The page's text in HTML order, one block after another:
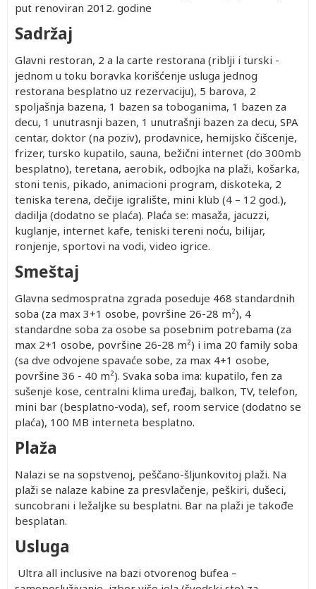
put renoviran 2012. godine
Sadržaj
Glavni restoran, 2 a la carte restorana (riblji i turski -
jednom u toku boravka korišćenje usluga jednog
restorana besplatno uz rezervaciju), 5 barova, 2
spoljašnja bazena, 1 bazen sa toboganima, 1 bazen za
decu, 1 unutrasnji bazen, 1 unutrašnji bazen za decu, SPA
centar, doktor (na poziv), prodavnice, hemijsko čišcenje,
frizer, tursko kupatilo, sauna, bežični internet (do 300mb
besplatno), teretana, aerobik, odbojka na plaži, košarka,
stoni tenis, pikado, animacioni program, diskoteka, 2
teniska terena, dečije igralište, mini klub (4 – 12 god.),
dadilja (dodatno se plaća). Plaća se: masaža, jacuzzi,
kuglanje, internet kafe, teniski tereni noću, bilijar,
ronjenje, sportovi na vodi, video igrice.
Smeštaj
Glavna sedmospratna zgrada poseduje 468 standardnih
soba (za max 3+1 osobe, površine 26-28 m²), 4
standardne soba za osobe sa posebnim potrebama (za
max 2+1 osobe, površine 26-28 m²) i ima 20 family soba
(sa dve odvojene spavaće sobe, za max 4+1 osobe,
površine 36 - 40 m²). Svaka soba ima: kupatilo, fen za
sušenje kose, centralni klima uređaj, balkon, TV, telefon,
mini bar (besplatno-voda), sef, room service (dodatno se
plaća), 100 MB interneta besplatno.
Plaža
Nalazi se na sopstvenoj, peščano-šljunkovitoj plaži. Na
plaži se nalaze kabine za presvlačenje, peškiri, dušeci,
suncobrani i ležaljke su besplatni. Bar na plaži je takođe
besplatan.
Usluga
Ultra all inclusive na bazi otvorenog bufea –